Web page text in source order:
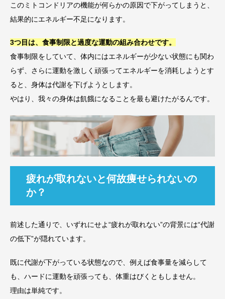
このミトコンドリアの機能が何らかの原因で下がってしまうと、
結果的にエネルギー不足になります。
3つ目は、食事制限と過度な運動の組み合わせです。
食事制限をしていて、体内にはエネルギーが少ない状態にも関わ
らず、さらに運動を激しく頑張ってエネルギーを消耗しようとす
ると、身体は代謝を下げようとします。
やはり、我々の身体は飢餓になることを最も避けたがるんです。
疲れが取れないと何故痩せられないの
か？
前述した通りで、いずれにせよ“疲れが取れない”の背景には“代謝
の低下”が隠れています。
既に代謝が下がっている状態なので、例えば食事量を減らして
も、ハードに運動を頑張っても、体重はびくともしません。
理由は単純です。